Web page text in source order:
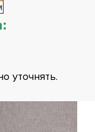
уточнять.